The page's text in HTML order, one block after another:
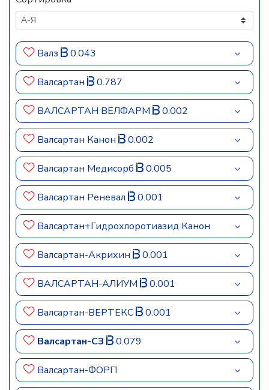
Валз 0.043
Валсартан 0.787
ВАЛСАРТАН ВЕЛФАРМ 0.002
Валсартан Канон 0.002
Валсартан Медисорб 0.005
Валсартан Реневал 0.001
Валсартан+Гидрохлоротиазид Канон
Валсартан-Акрихин 0.001
ВАЛСАРТАН-АЛИУМ 0.001
Валсартан-ВЕРТЕКС 0.001
Валсартан-СЗ 0.079
Валсартан-ФОРП